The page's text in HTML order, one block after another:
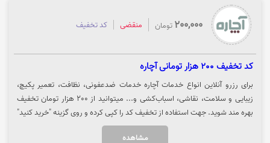
200,000 تومان منقضی کد تخفیف
کد تخفیف 200 هزار تومانی آچاره
برای رزرو آنلاین انواع خدمات آچاره خدمات ضدعفونی، نظافت، تعمیر پکیچ،
زیبایی و سلامت، نقاشی، اسباب‌کشی و... میتوانید از 200 هزار تومان تخفیف
بهره مند شوید. جهت استفاده از تخفیف کد را کپی کرده و روی گزینه "خرید کنید"
مشاهده